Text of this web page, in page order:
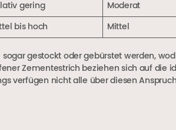
gering Moderat
bis hoch Mittel
gestockt oder gebürstet werden,
Zementestrich beziehen sich auf die
verfügen nicht alle über diesen